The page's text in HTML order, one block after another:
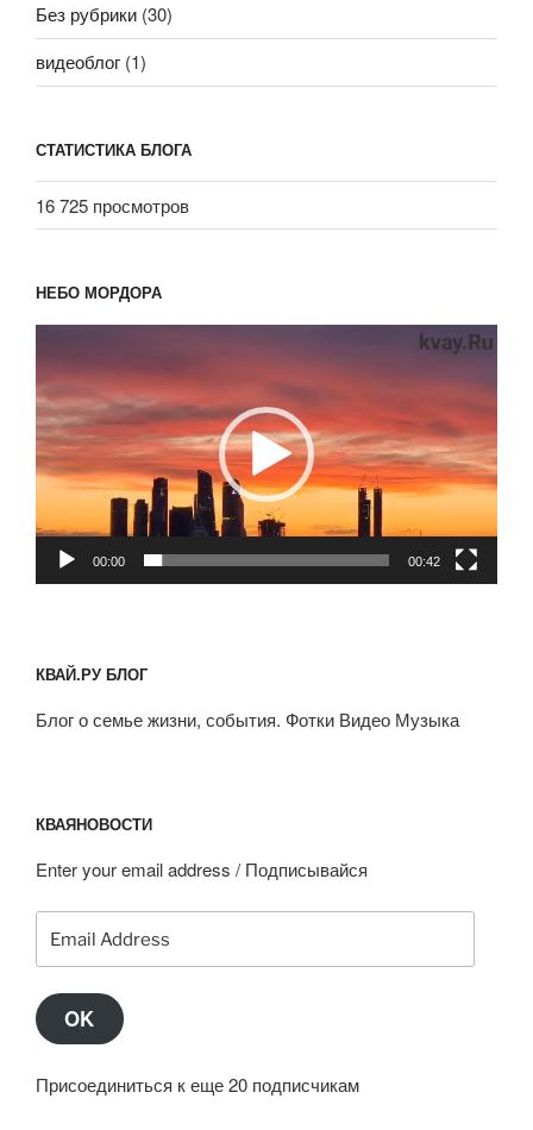
Без рубрики (30)
видеоблог (1)
СТАТИСТИКА БЛОГА
16 725 просмотров
НЕБО МОРДОРА
00:00 00:42
КВАЙ.РУ БЛОГ
Блог о семье жизни, события. Фотки Видео Музыка
КВАЯНОВОСТИ
Enter your email address / Подписывайся
Address
OK
Присоединиться к еще 20 подписчикам